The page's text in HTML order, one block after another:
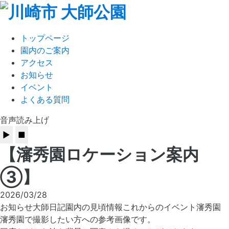
トップページ
園内のご案内
アクセス
お知らせ
イベント
よくある質問
音声読み上げ
【瀋秀園ロケーション案内
③】
2026/03/28
お知らせ大師日記園内の見頃情報 これからのイベント 瀋秀園
瀋秀園で撮影したい方への参考画像です。